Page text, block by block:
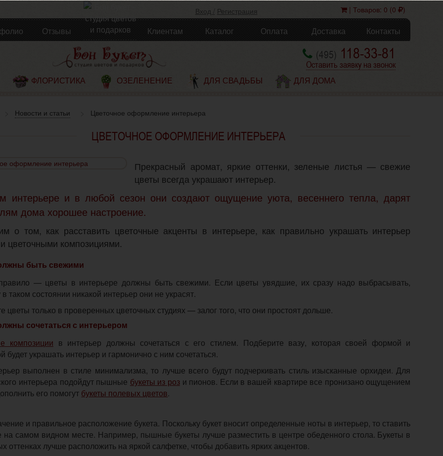
Вход / Регистрация | Товаров: 0 (0 )
Отзывы Клиентам Каталог Оплата Доставка Контакты
(495) 118-33-81
Оставить заявку на звонок
ФЛОРИСТИКА ОЗЕЛЕНЕНИЕ ДЛЯ СВАДЬБЫ ДЛЯ ДОМА
Новости и статьи Цветочное оформление интерьера
ЦВЕТОЧНОЕ ОФОРМЛЕНИЕ ИНТЕРЬЕРА
Прекрасный аромат, яркие оттенки, зеленые листья — свежие
цветы всегда украшают интерьер.
интерьере и в любой сезон они создают ощущение уюта, весеннего тепла, дарят
дома хорошее настроение.
о том, как расставить цветочные акценты в интерьере, как правильно украшать интерьер
цветочными композициями.
быть свежими
— цветы в интерьере должны быть свежими. Если цветы увядшие, их сразу надо выбрасывать,
в таком состоянии никакой интерьер они не украсят.
цветы только в проверенных цветочных студиях — залог того, что они простоят дольше.
сочетаться с интерьером
композиции в интерьер должны сочетаться с его стилем. Подберите вазу, которая своей формой и
будет украшать интерьер и гармонично с ним сочетаться.
выполнен в стиле минимализма, то лучше всего будут подчеркивать стиль изысканные орхидеи. Для
интерьера подойдут пышные букеты из рози пионов. Если в вашей квартире все пронизано ощущением
его помогут букеты полевых цветов.
и правильное расположение букета. Поскольку букет вносит определенные ноты в интерьер, то ставить
на самом видном месте. Например, пышные букеты лучше разместить в центре обеденного стола. Букеты в
оттенках лучше расположить на яркой салфетке, чтобы добавить ярких акцентов.